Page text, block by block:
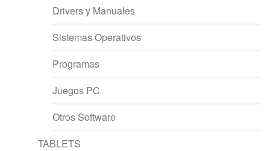
Drivers y Manuales
Sistemas Operativos
Programas
Juegos PC
Otros Software
TABLETS